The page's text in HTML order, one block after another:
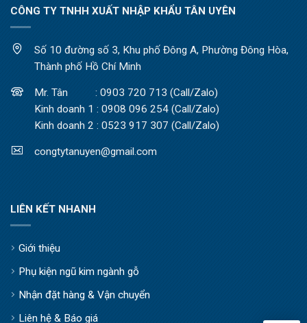
CÔNG TY TNHH XUẤT NHẬP KHẨU TÂN UYÊN
Số 10 đường số 3, Khu phố Đông A, Phường Đông Hòa,
Thành phố Hồ Chí Minh
Mr. Tân : 0903 720 713 (Call/Zalo)
Kinh doanh 1 : 0908 096 254 (Call/Zalo)
Kinh doanh 2 : 0523 917 307 (Call/Zalo)
congtytanuyen@gmail.com
LIÊN KẾT NHANH
Giới thiệu
Phụ kiện ngũ kim ngành gỗ
Nhận đặt hàng & Vận chuyển
Liên hệ & Báo giá